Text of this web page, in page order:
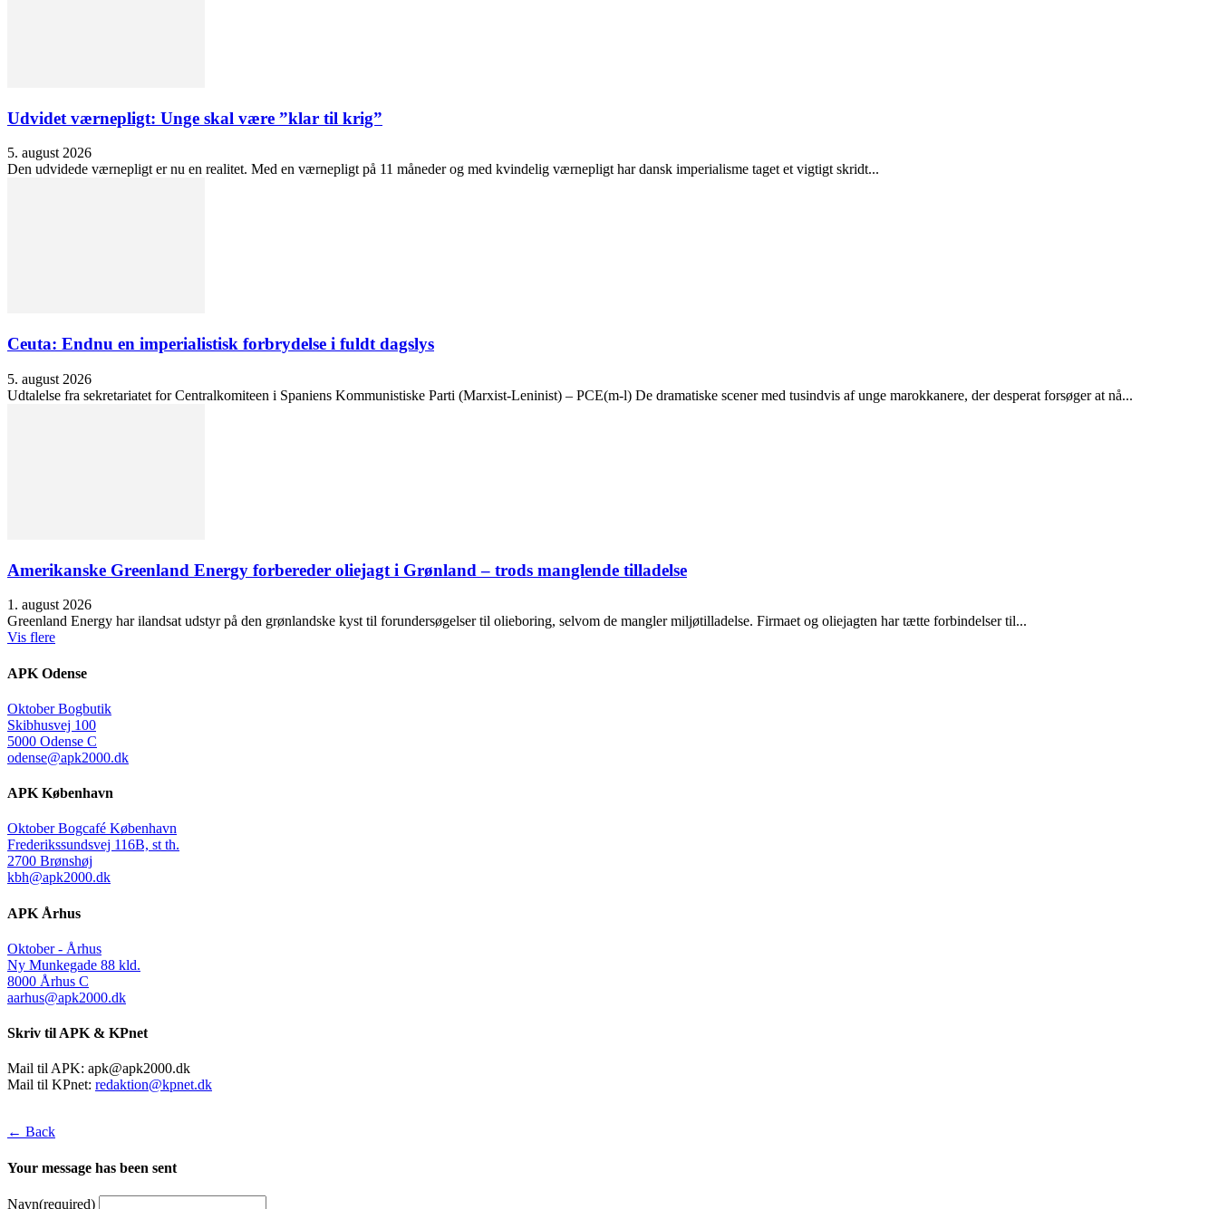
Udvidet værnepligt: Unge skal være ”klar til krig”
5. august 2026
Den udvidede værnepligt er nu en realitet. Med en værnepligt på 11 måneder og med kvindelig værnepligt har dansk imperialisme taget et vigtigt skridt...
Ceuta: Endnu en imperialistisk forbrydelse i fuldt dagslys
5. august 2026
Udtalelse fra sekretariatet for Centralkomiteen i Spaniens Kommunistiske Parti (Marxist-Leninist) – PCE(m-l) De dramatiske scener med tusindvis af unge marokkanere, der desperat forsøger at nå...
Amerikanske Greenland Energy forbereder oliejagt i Grønland – trods manglende tilladelse
1. august 2026
Greenland Energy har ilandsat udstyr på den grønlandske kyst til forundersøgelser til olieboring, selvom de mangler miljøtilladelse. Firmaet og oliejagten har tætte forbindelser til...
Vis flere
APK Odense
Oktober Bogbutik
Skibhusvej 100
5000 Odense C
odense@apk2000.dk
APK København
Oktober Bogcafé København
Frederikssundsvej 116B, st th.
2700 Brønshøj
kbh@apk2000.dk
APK Århus
Oktober - Århus
Ny Munkegade 88 kld.
8000 Århus C
aarhus@apk2000.dk
Skriv til APK & KPnet
Mail til APK: apk@apk2000.dk
Mail til KPnet: redaktion@kpnet.dk
← Back
Your message has been sent
Navn(required)